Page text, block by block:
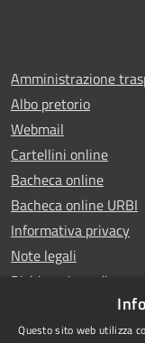
Amministrazione
Albo pretorio
Webmail
Cartellini online
Bacheca online
Bacheca online URBI
Informativa privacy
Note legali
Dichiarazione di
Questo sito web utilizza